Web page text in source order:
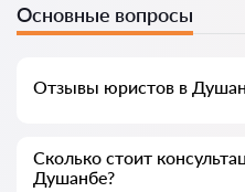
Основные вопросы
Отзывы юристов в
Advokat-tj.com — полезны для
Сколько стоит
Душанбе?